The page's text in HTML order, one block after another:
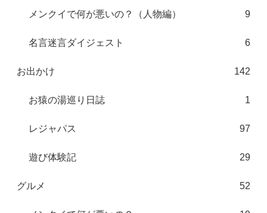
メンクイで何が悪いの？（人物編） 9
名言迷言ダイジェスト 6
お出かけ 142
お猿の湯巡り日誌 1
レジャパス 97
遊び体験記 29
グルメ 52